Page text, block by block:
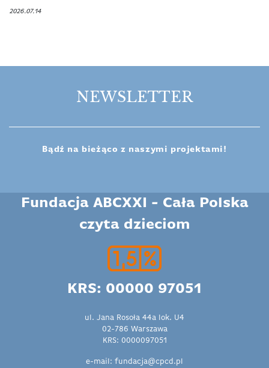
2026.07.14
NEWSLETTER
Bądź na bieżąco z naszymi projektami!
Fundacja ABCXXI - Cała Polska
czyta dzieciom
KRS: 00000 97051
ul. Jana Rosoła 44a lok. U4
02-786 Warszawa
KRS: 0000097051
e-mail: fundacja@cpcd.pl